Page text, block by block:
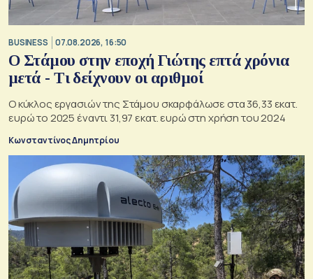
BUSINESS 07.08.2026, 16:50
Ο Στάμου στην εποχή Γιώτης επτά χρόνια
μετά - Τι δείχνουν οι αριθμοί
Ο κύκλος εργασιών της Στάμου σκαρφάλωσε στα 36,33 εκατ.
ευρώ το 2025 έναντι 31,97 εκατ. ευρώ στη χρήση του 2024
Κωνσταντίνος Δημητρίου